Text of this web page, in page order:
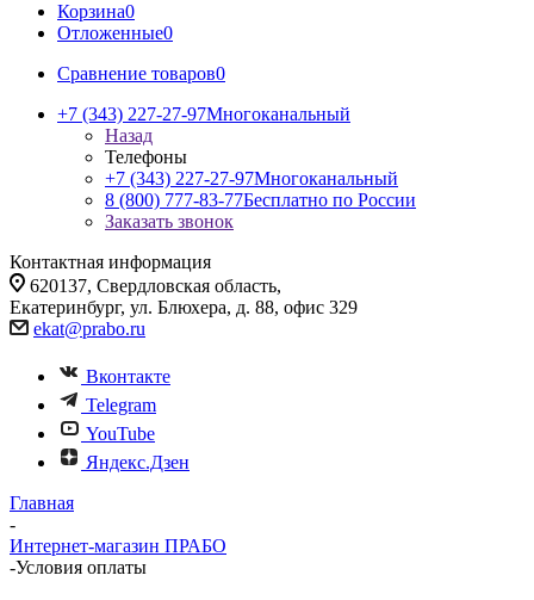
Корзина0
Отложенные0
Сравнение товаров0
+7 (343) 227-27-97Многоканальный
Назад
Телефоны
+7 (343) 227-27-97Многоканальный
8 (800) 777-83-77Бесплатно по России
Заказать звонок
Контактная информация
620137, Свердловская область,
Екатеринбург, ул. Блюхера, д. 88, офис 329
ekat@prabo.ru
Вконтакте
Telegram
YouTube
Яндекс.Дзен
Главная
-
Интернет-магазин ПРАБО
-Условия оплаты